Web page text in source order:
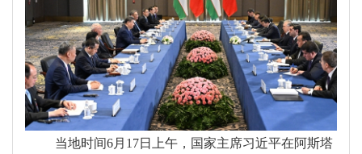
当地时间6月17日上午，国家主席习近平在阿斯塔